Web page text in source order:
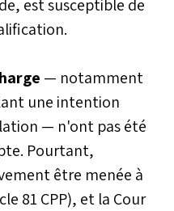
est susceptible de
— notamment
une intention
— n'ont pas été
Pourtant,
être menée à
81 CPP), et la Cour